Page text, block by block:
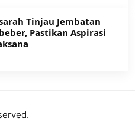
Tinjau Jembatan
Pastikan Aspirasi